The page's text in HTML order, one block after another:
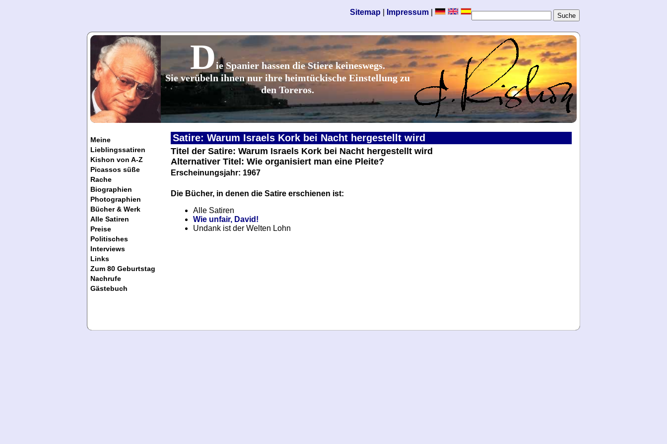
Sitemap Impressum
Die Spanier hassen die Stiere keineswegs.
Sie verübeln ihnen nur ihre heimtückische Einstellung zu
den Toreros.
Meine
Lieblingssatiren
Kishon von A-Z
Picassos süße
Rache
Biographien
Photographien
Bücher & Werk
Alle Satiren
Preise
Politisches
Interviews
Links
Zum 80 Geburtstag
Nachrufe
Gästebuch
Satire: Warum Israels Kork bei Nacht hergestellt wird
Titel der Satire: Warum Israels Kork bei Nacht hergestellt wird
Alternativer Titel: Wie organisiert man eine Pleite?
Erscheinungsjahr: 1967
Die Bücher, in denen die Satire erschienen ist:
Alle Satiren
Wie unfair, David!
Undank ist der Welten Lohn